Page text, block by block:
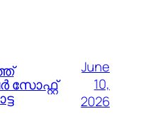
സോഫ്റ്റ്
June
10,
2026